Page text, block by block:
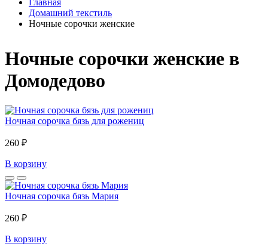
Главная
Домашний текстиль
Ночные сорочки женские
Ночные сорочки женские в
Домодедово
Ночная сорочка бязь для рожениц
260 ₽
В корзину
Ночная сорочка бязь Мария
260 ₽
В корзину